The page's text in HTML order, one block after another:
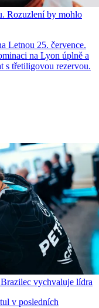
Rozuzlení by mohlo
Letnou 25. července.
na Lyon úplně a
s třetiligovou rezervou.
vychvaluje lídra
v posledních